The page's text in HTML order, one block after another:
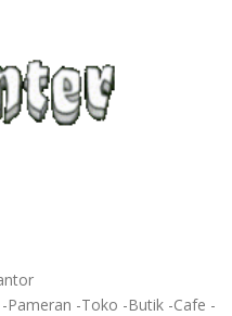
Pameran -Toko -Butik -Cafe -